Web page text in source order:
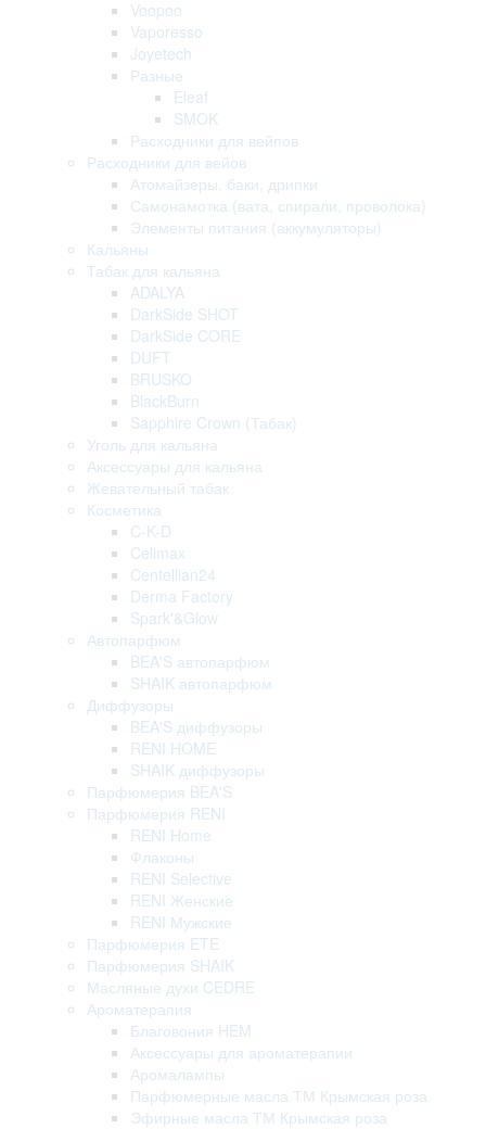
Voopoo
Vaporesso
Joyetech
Разные
Eleaf
SMOK
Расходники для вейпов
Расходники для вейов
Атомайзеры, баки, дрипки
Самонамотка (вата, спирали, проволока)
Элементы питания (аккумуляторы)
Кальяны
Табак для кальяна
ADALYA
DarkSide SHOT
DarkSide CORE
DUFT
BRUSKO
BlackBurn
Sapphire Crown (Табак)
Уголь для кальяна
Аксессуары для кальяна
Жевательный табак
Косметика
C-K-D
Celimax
Centellian24
Derma Factory
Spark'&Glow
Автопарфюм
BEA'S автопарфюм
SHAIK автопарфюм
Диффузоры
BEA'S диффузоры
RENI HOME
SHAIK диффузоры
Парфюмерия BEA'S
Парфюмерия RENI
RENI Home
Флаконы
RENI Selective
RENI Женские
RENI Мужские
Парфюмерия ETE
Парфюмерия SHAIK
Масляные духи CEDRE
Ароматерапия
Благовония HEM
Аксессуары для ароматерапии
Аромалампы
Парфюмерные масла ТМ Крымская роза
Эфирные масла ТМ Крымская роза